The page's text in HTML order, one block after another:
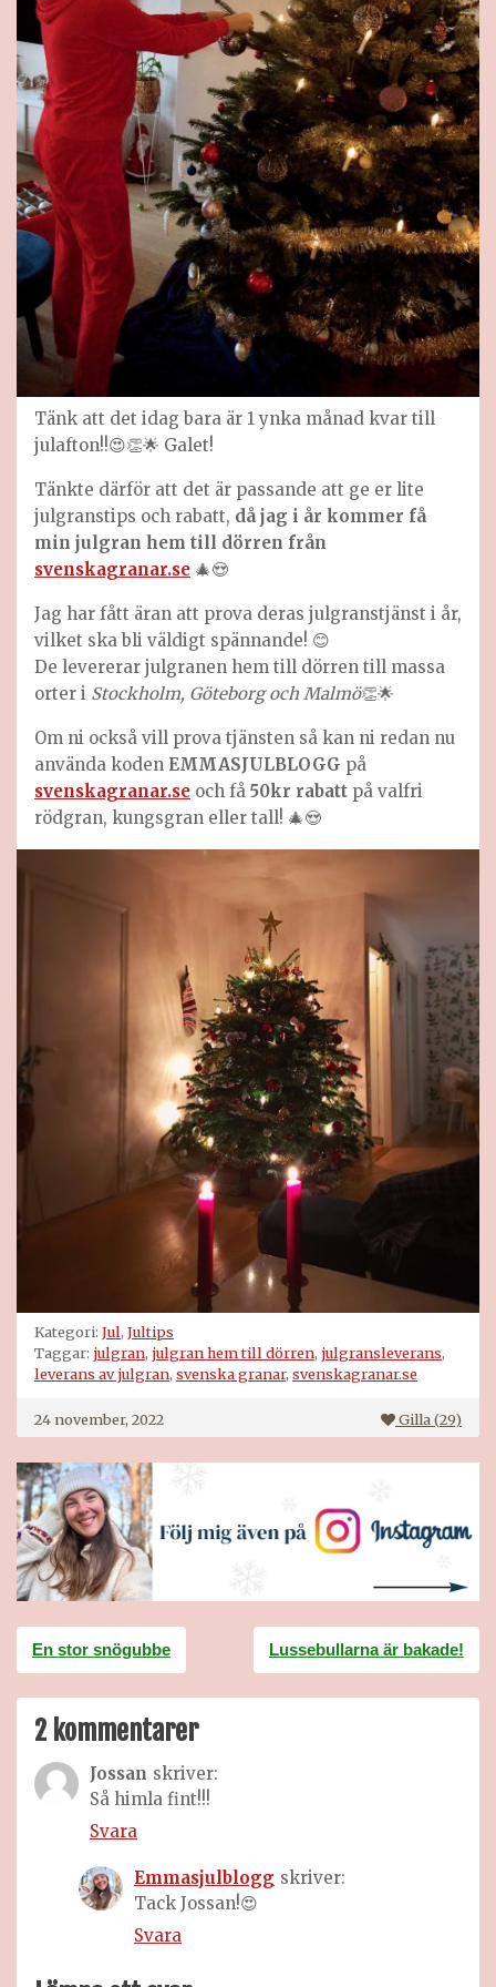
Tänk att det idag bara är 1 ynka månad kvar till
julafton!!😍👏🌟 Galet!
Tänkte därför att det är passande att ge er lite
julgranstips och rabatt, då jag i år kommer få
min julgran hem till dörren från
svenskagranar.se 🎄😍
Jag har fått äran att prova deras julgranstjänst i år,
vilket ska bli väldigt spännande! 😊
De levererar julgranen hem till dörren till massa
orter i Stockholm, Göteborg och Malmö👏🌟
Om ni också vill prova tjänsten så kan ni redan nu
använda koden EMMASJULBLOGG på
svenskagranar.se och få 50kr rabatt på valfri
rödgran, kungsgran eller tall! 🎄😍
Kategori: Jul, Jultips
Taggar: julgran, julgran hem till dörren, julgransleverans,
leverans av julgran, svenska granar, svenskagranar.se
24 november, 2022 Gilla (29)
Inläggsnavigering
En stor snögubbe Lussebullarna är bakade!
2 kommentarer
Jossan skriver:
Så himla fint!!!
Svara
Emmasjulblogg skriver:
Tack Jossan!😍
Svara